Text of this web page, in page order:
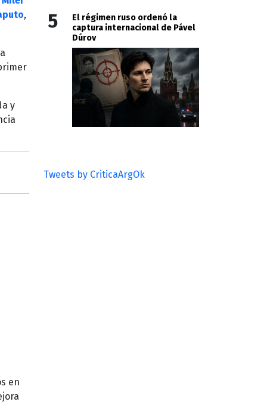
,
y
en
5
El régimen ruso ordenó la
captura internacional de Pável
Dúrov
Tweets by CriticaArgOk